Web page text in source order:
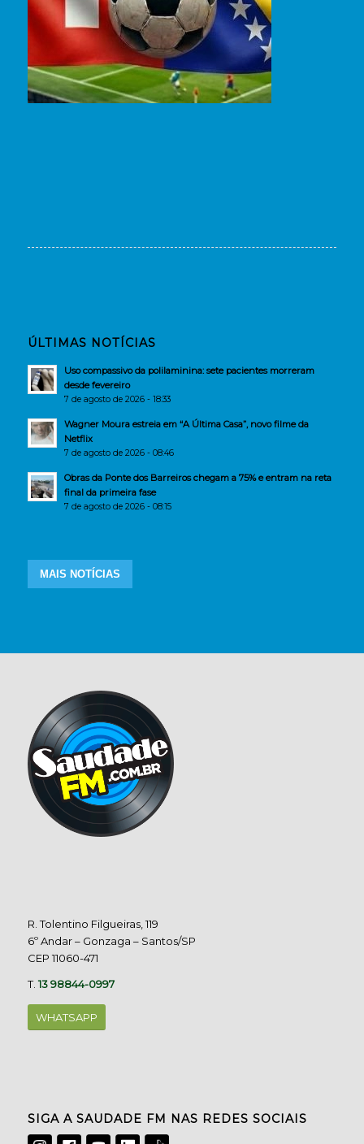
ÚLTIMAS NOTÍCIAS
Uso compassivo da polilaminina: sete pacientes morreram
desde fevereiro
7 de agosto de 2026 - 18:33
Wagner Moura estreia em “A Última Casa”, novo filme da
Netflix
7 de agosto de 2026 - 08:46
Obras da Ponte dos Barreiros chegam a 75% e entram na reta
final da primeira fase
7 de agosto de 2026 - 08:15
MAIS NOTÍCIAS
R. Tolentino Filgueiras, 119
6º Andar – Gonzaga – Santos/SP
CEP 11060-471
T.13 98844-0997
WHATSAPP
SIGA A SAUDADE FM NAS REDES SOCIAIS